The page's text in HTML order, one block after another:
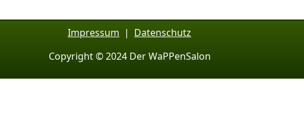
Impressum | Datenschutz
Copyright © 2024 Der WaPPenSalon